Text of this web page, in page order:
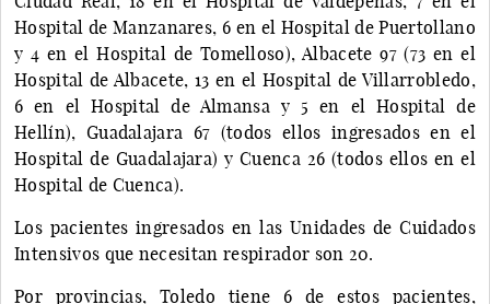
Hospital de Manzanares, 6 en el Hospital de Puertollano
y 4 en el Hospital de Tomelloso), Albacete 97 (73 en el
Hospital de Albacete, 13 en el Hospital de Villarrobledo,
6 en el Hospital de Almansa y 5 en el Hospital de
Hellín), Guadalajara 67 (todos ellos ingresados en el
Hospital de Guadalajara) y Cuenca 26 (todos ellos en el
Hospital de Cuenca).
Los pacientes ingresados en las Unidades de Cuidados
Intensivos que necesitan respirador son 20.
Por provincias, Toledo tiene 6 de estos pacientes,